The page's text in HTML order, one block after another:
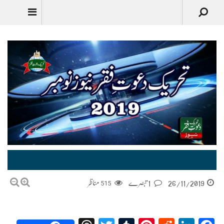
26/11/2019
515 مناظر